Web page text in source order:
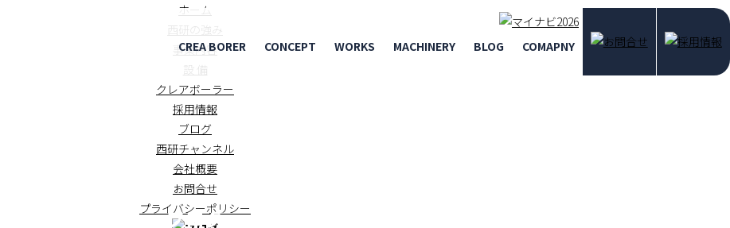
ホーム
西研の強み
事業内容
設 備
クレアボーラー
採用情報
ブログ
西研チャンネル
会社概要
お問合せ
プライバシーポリシー
CREA BORER CONCEPT WORKS MACHINERY BLOG COMAPNY
ブログ